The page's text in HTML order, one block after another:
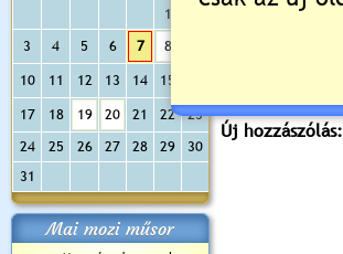
1
3
4 5 6 7 8
10 11 12 13 14 15
17 18 19 20 21 22
23
24
25 26 27 28 29
30
31
Mai mozi műsor
Új hozzászólás: